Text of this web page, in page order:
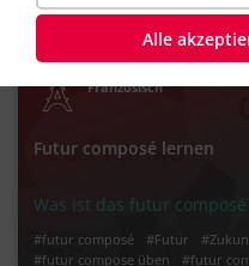
Französisch
Futur composé lernen
Was ist das futur
#futur composé #Futur
#futur compose üben
#futur
Alle